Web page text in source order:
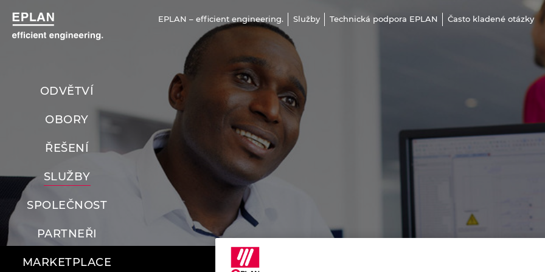
EPLAN – efficient engineering. Služby Technická podpora EPLAN Často kladené otázky
ODVĚTVÍ
OBORY
ŘEŠENÍ
SLUŽBY
SPOLEČNOST
PARTNEŘI
MARKETPLACE